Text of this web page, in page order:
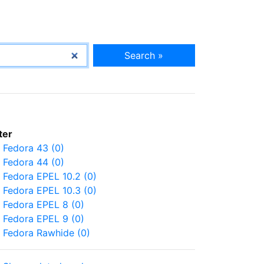
Search »
Fedora 43 (0)
Fedora 44 (0)
Fedora EPEL 10.2 (0)
Fedora EPEL 10.3 (0)
Fedora EPEL 8 (0)
Fedora EPEL 9 (0)
Fedora Rawhide (0)